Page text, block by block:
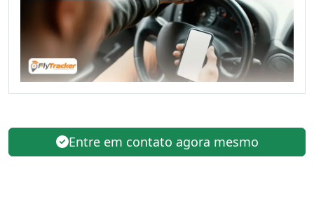
Entre em contato agora mesmo